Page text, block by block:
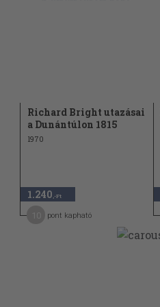
alatt (1971)
ég (1968)
(1966)
Richard Bright utazásai
a Dunántúlon 1815
1970
1.240 ,-Ft
pont kapható